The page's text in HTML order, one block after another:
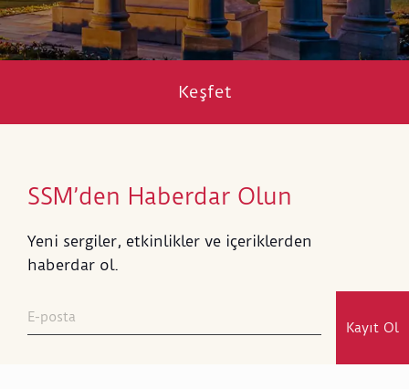
Keşfet
SSM’den Haberdar Olun
Yeni sergiler, etkinlikler ve içeriklerden
haberdar ol.
Kayıt Ol